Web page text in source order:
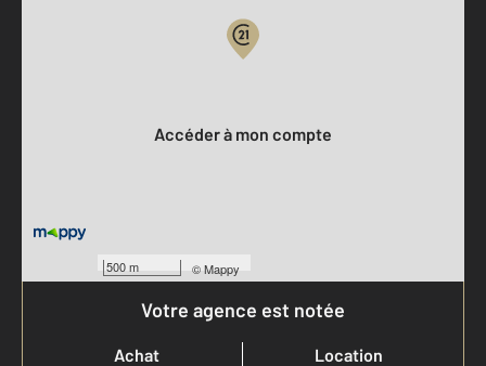
500 m ©Mappy
Accéder à mon compte
Votre agence est notée
Achat
Location